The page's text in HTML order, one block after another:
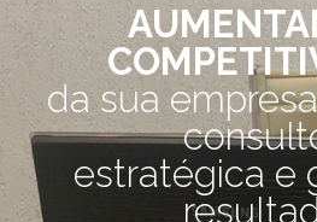
da sua
estratégica e